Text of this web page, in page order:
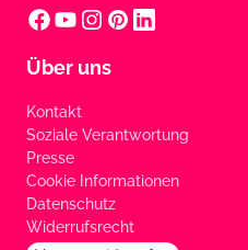
Über uns
Kontakt
Soziale Verantwortung
Presse
Cookie Informationen
Datenschutz
Widerrufsrecht